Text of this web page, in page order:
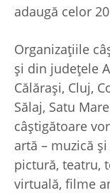
adaugă celor
Organizațiile
și din județele
Călărași, Cluj,
Sălaj, Satu
câștigătoare
artă – muzică
pictură, teatru,
virtuală, filme